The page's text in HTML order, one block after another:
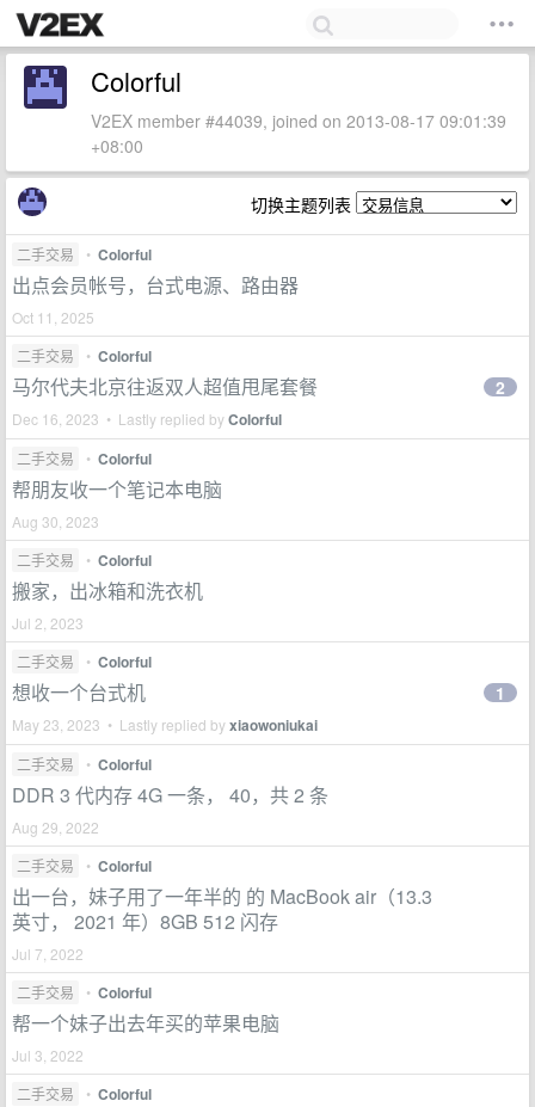
Colorful
V2EX member #44039, joined on 2013-08-17 09:01:39
+08:00
切换主题列表
二手交易 • Colorful
出点会员帐号，台式电源、路由器
Oct 11, 2025
二手交易
• Colorful
马尔代夫北京往返双人超值甩尾套餐
Dec 16, 2023 • Lastly replied byColorful
2
二手交易 • Colorful
帮朋友收一个笔记本电脑
Aug 30, 2023
二手交易
• Colorful
搬家，出冰箱和洗衣机
Jul 2, 2023
二手交易
• Colorful
想收一个台式机
May 23, 2023 • Lastly replied byxiaowoniukai
1
二手交易 • Colorful
DDR 3 代内存 4G 一条， 40，共 2 条
Aug 29, 2022
二手交易
• Colorful
出一台，妹子用了一年半的 的 MacBook air（13.3
英寸， 2021 年）8GB 512 闪存
Jul 7, 2022
二手交易
• Colorful
帮一个妹子出去年买的苹果电脑
Jul 3, 2022
二手交易
• Colorful